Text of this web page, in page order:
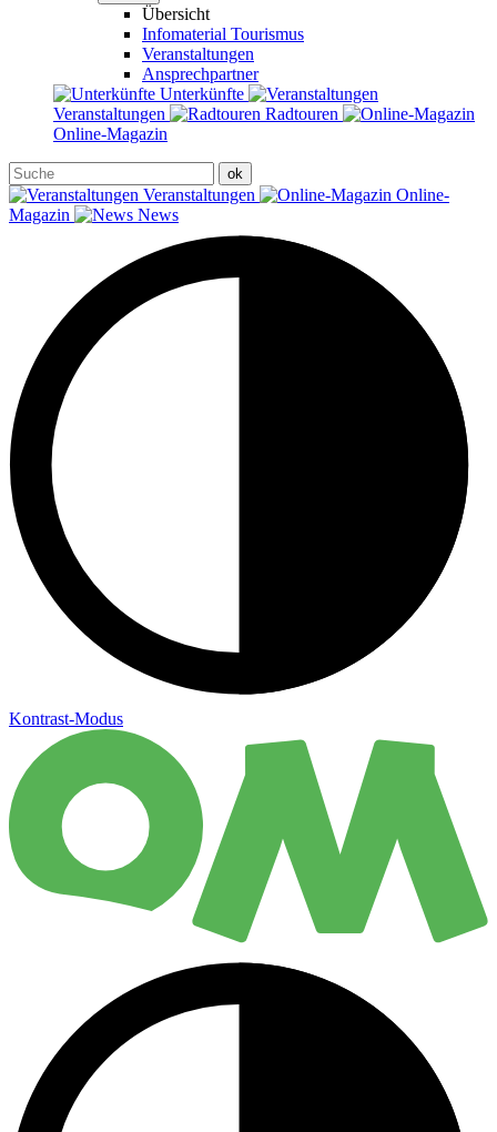
Übersicht
Infomaterial Tourismus
Veranstaltungen
Ansprechpartner
Unterkünfte
Veranstaltungen
Radtouren
Online-Magazin
Veranstaltungen
Online-
Magazin
News
Kontrast-Modus